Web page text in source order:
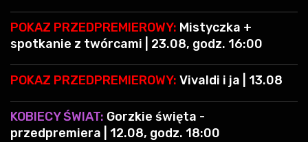
POKAZ PRZEDPREMIEROWY: Mistyczka +
spotkanie z twórcami | 23.08, godz. 16:00
POKAZ PRZEDPREMIEROWY: Vivaldi i ja | 13.08
KOBIECY ŚWIAT: Gorzkie święta -
przedpremiera | 12.08, godz. 18:00